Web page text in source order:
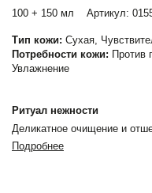
100 + 150 мл Артикул:
Тип кожи: Сухая,
Потребности кожи: Против
Увлажнение
Ритуал нежности
Деликатное очищение и
Подробнее